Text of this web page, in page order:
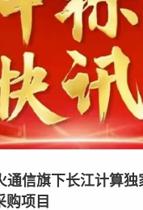
通信旗下长江计算独
购项目